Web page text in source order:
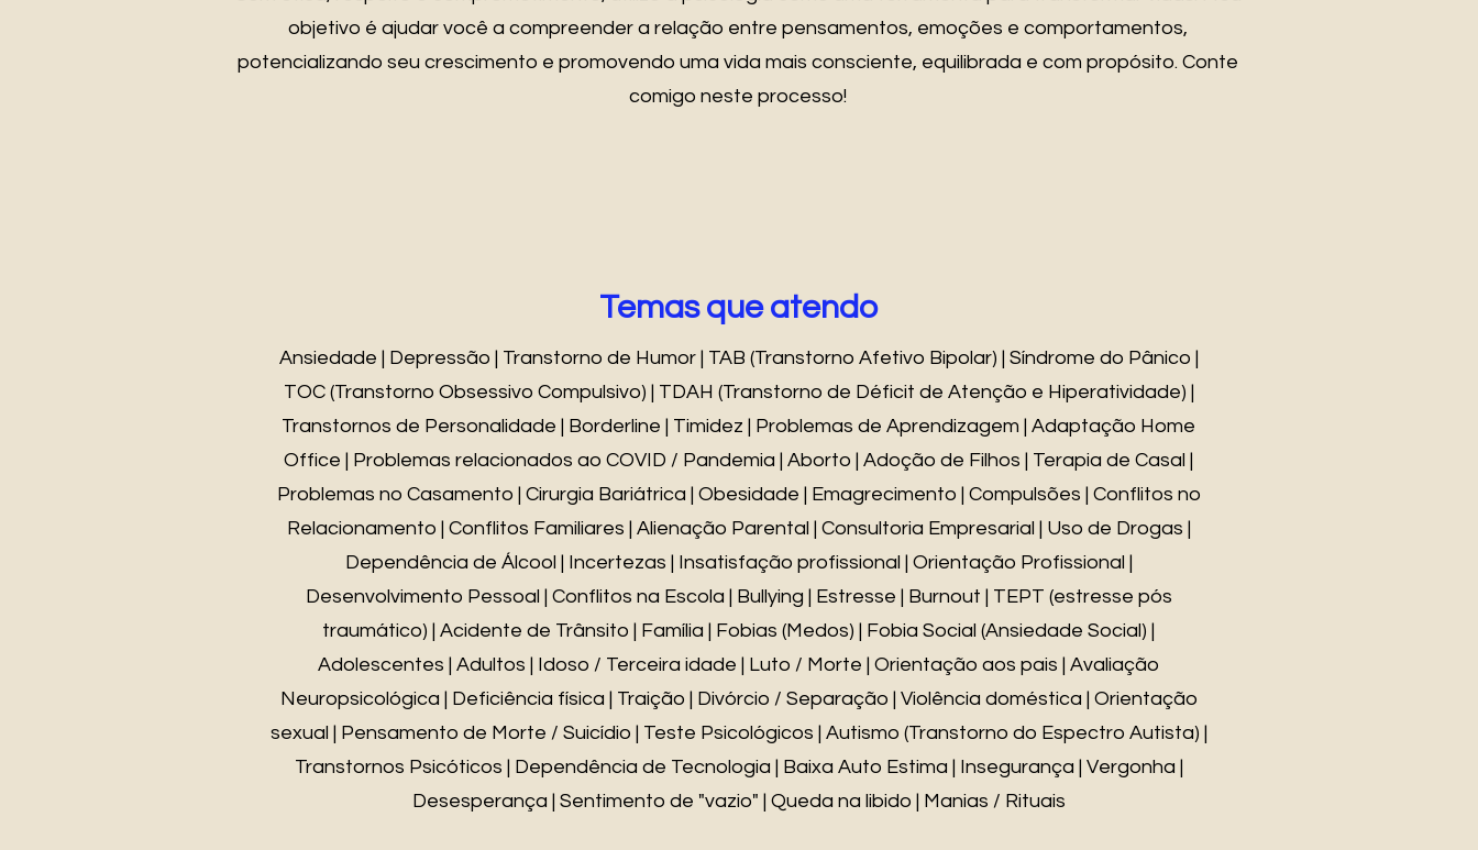
objetivo é ajudar você a compreender a relação entre pensamentos, emoções e comportamentos,
potencializando seu crescimento e promovendo uma vida mais consciente, equilibrada e com propósito. Conte
comigo neste processo!
Temas que atendo
Ansiedade | Depressão | Transtorno de Humor | TAB (Transtorno Afetivo Bipolar) | Síndrome do Pânico |
TOC (Transtorno Obsessivo Compulsivo) | TDAH (Transtorno de Déficit de Atenção e Hiperatividade) |
Transtornos de Personalidade | Borderline | Timidez | Problemas de Aprendizagem | Adaptação Home
Office | Problemas relacionados ao COVID / Pandemia | Aborto | Adoção de Filhos | Terapia de Casal |
Problemas no Casamento | Cirurgia Bariátrica | Obesidade | Emagrecimento | Compulsões | Conflitos no
Relacionamento | Conflitos Familiares | Alienação Parental | Consultoria Empresarial | Uso de Drogas |
Dependência de Álcool | Incertezas | Insatisfação profissional | Orientação Profissional |
Desenvolvimento Pessoal | Conflitos na Escola | Bullying | Estresse | Burnout | TEPT (estresse pós
traumático) | Acidente de Trânsito | Família | Fobias (Medos) | Fobia Social (Ansiedade Social) |
Adolescentes | Adultos | Idoso / Terceira idade | Luto / Morte | Orientação aos pais | Avaliação
Neuropsicológica | Deficiência física | Traição | Divórcio / Separação | Violência doméstica | Orientação
sexual | Pensamento de Morte / Suicídio | Teste Psicológicos | Autismo (Transtorno do Espectro Autista) |
Transtornos Psicóticos | Dependência de Tecnologia | Baixa Auto Estima | Insegurança | Vergonha |
Desesperança | Sentimento de "vazio" | Queda na libido | Manias / Rituais